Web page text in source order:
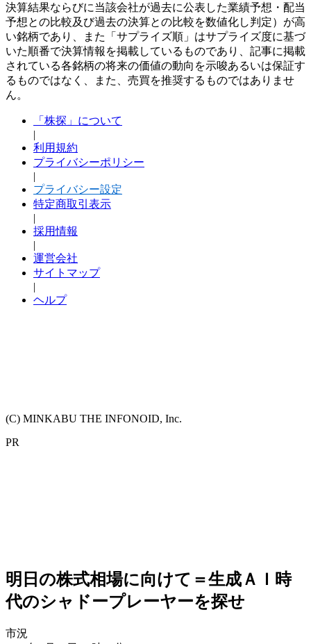
決算結果ならびに当該会社が過去に公表した業績予想・配当
予想との比較及び過去の決算との比較を数値化し判定）が高
い銘柄であり、また「サプライズ順」はサプライズ度に基づ
いた順番で決算情報を掲載しているものであり、記事に掲載
されている各銘柄の将来の価値の動向を示唆あるいは保証す
るものではなく、また、売買を推奨するものではありませ
ん。
「株探」について
|
利用規約
プライバシーポリシー
|
プライバシー設定
特定商取引表示
|
採用情報
|
運営会社
サイトマップ
|
ヘルプ
(C) MINKABU THE INFONOID, Inc.
PR
明日の株式相場に向けて＝生成ＡＩ時
代のシャドープレーヤーを探せ
市況